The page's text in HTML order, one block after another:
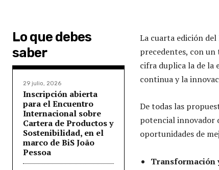
Lo que debes
saber
29 julio, 2026
Inscripción abierta
para el Encuentro
Internacional sobre
Cartera de Productos y
Sostenibilidad, en el
marco de BiS João
Pessoa
La cuarta edición del
precedentes, con un
cifra duplica la de la
continua y la
De todas las
potencial innovador
oportunidades de
Transformación